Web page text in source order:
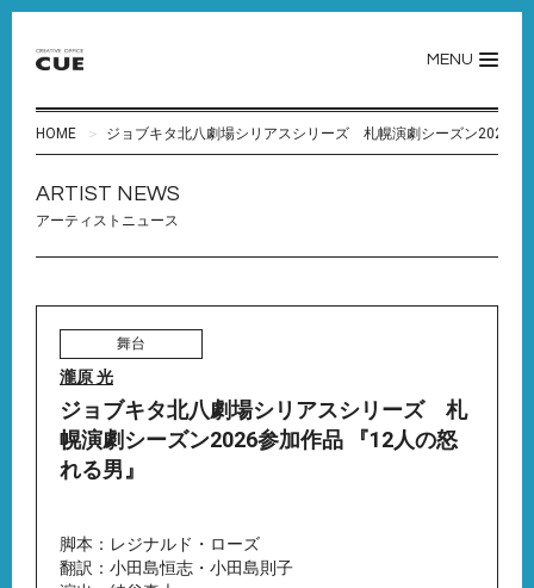
MENU
HOME ジョブキタ北八劇場シリアスシリーズ 札幌演劇シーズン2026参
ARTIST NEWS
アーティストニュース
舞台
瀧原 光
ジョブキタ北八劇場シリアスシリーズ 札
幌演劇シーズン2026参加作品 『12人の怒
れる男』
脚本：レジナルド・ローズ
翻訳：小田島恒志・小田島則子